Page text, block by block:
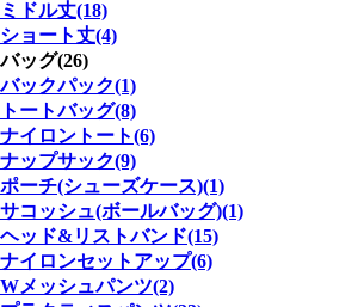
ミドル丈(18)
ショート丈(4)
バッグ(26)
バックパック(1)
トートバッグ(8)
ナイロントート(6)
ナップサック(9)
ポーチ(シューズケース)(1)
サコッシュ(ボールバッグ)(1)
ヘッド&リストバンド(15)
ナイロンセットアップ(6)
Wメッシュパンツ(2)